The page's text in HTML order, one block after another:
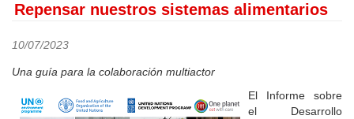
Repensar nuestros sistemas alimentarios
10/07/2023
Una guía para la colaboración multiactor
El Informe sobre
el Desarrollo